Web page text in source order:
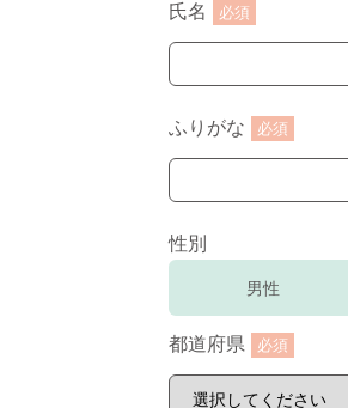
氏名 必須
ふりがな 必須
性別
男性
都道府県 必須